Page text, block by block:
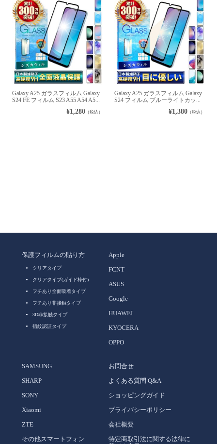
Galaxy A25 ガラスフィルム Galaxy
S24 FE フィルム S23 A55 A54 A5...
¥1,280（税込）
Galaxy A25 ガラスフィルム Galaxy
S24 フィルム ブルーライトカッ...
¥1,380 （税込）
保護フィルムの貼り方
クリアタイプ
クリアタイプ(ガイド枠付)
フチあり全面吸着タイプ
フチあり非接触タイプ
3D非接触タイプ
指紋認証タイプ
Apple
FCNT
ASUS
Google
HUAWEI
KYOCERA
OPPO
SAMSUNG
SHARP
SONY
Xiaomi
ZTE
その他スマートフォン
お問合せ
よくある質問 Q&A
ショッピングガイド
プライバシーポリシー
会社概要
特定商取引法に関する法律に